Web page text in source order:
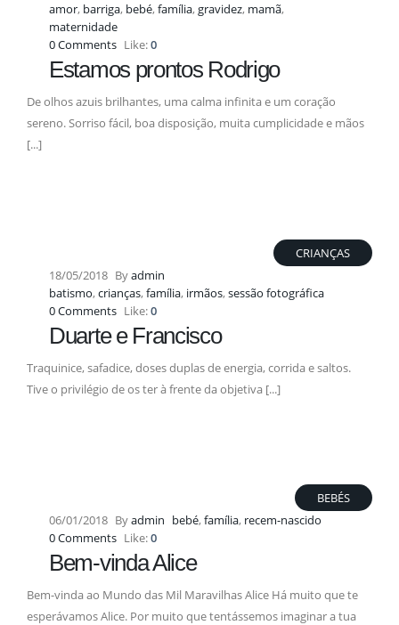
amor, barriga, bebé,família,gravidez, mamã,
maternidade
0 Comments Like:0
Estamos prontos Rodrigo
De olhos azuis brilhantes, uma calma infinita e um coração
sereno. Sorriso fácil, boa disposição, muita cumplicidade e mãos
[...]
18/05/2018 Byadmin
CRIANÇAS
batismo,crianças,família, irmãos,sessão fotográfica
0 Comments Like:0
Duarte e Francisco
Traquinice, safadice, doses duplas de energia, corrida e saltos.
Tive o privilégio de os ter à frente da objetiva [...]
06/01/2018 Byadmin
BEBÉS
bebé,família, recem-nascido
0 Comments Like:0
Bem-vinda Alice
Bem-vinda ao Mundo das Mil Maravilhas Alice Há muito que te
esperávamos Alice. Por muito que tentássemos imaginar a tua